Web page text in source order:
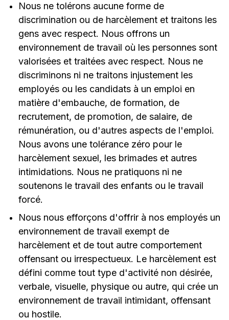
Nous ne tolérons aucune forme de
discrimination ou de harcèlement et traitons les
gens avec respect. Nous offrons un
environnement de travail où les personnes sont
valorisées et traitées avec respect. Nous ne
discriminons ni ne traitons injustement les
employés ou les candidats à un emploi en
matière d'embauche, de formation, de
recrutement, de promotion, de salaire, de
rémunération, ou d'autres aspects de l'emploi.
Nous avons une tolérance zéro pour le
harcèlement sexuel, les brimades et autres
intimidations. Nous ne pratiquons ni ne
soutenons le travail des enfants ou le travail
forcé.
Nous nous efforçons d'offrir à nos employés un
environnement de travail exempt de
harcèlement et de tout autre comportement
offensant ou irrespectueux. Le harcèlement est
défini comme tout type d'activité non désirée,
verbale, visuelle, physique ou autre, qui crée un
environnement de travail intimidant, offensant
ou hostile.